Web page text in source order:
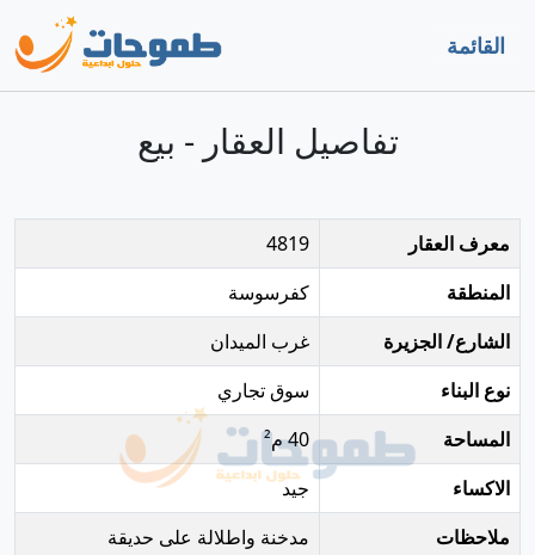
القائمة
تفاصيل العقار - بيع
معرف العقار
4819
المنطقة
كفرسوسة
الشارع/ الجزيرة
غرب الميدان
نوع البناء
سوق تجاري
المساحة
40 م²
الاكساء
جيد
ملاحظات
مدخنة واطلالة على حديقة